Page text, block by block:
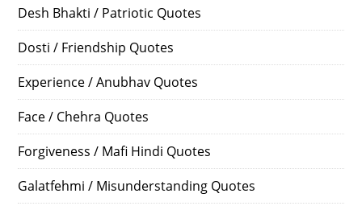
Desh Bhakti / Patriotic Quotes
Dosti / Friendship Quotes
Experience / Anubhav Quotes
Face / Chehra Quotes
Forgiveness / Mafi Hindi Quotes
Galatfehmi / Misunderstanding Quotes